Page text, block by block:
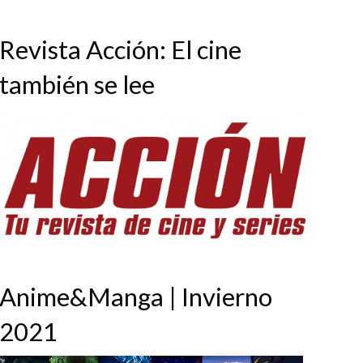
Revista Acción: El cine
también se lee
Anime&Manga | Invierno
2021